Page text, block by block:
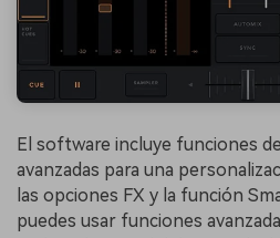
El software incluye funciones
avanzadas para una
las opciones FX y la función
puedes usar funciones